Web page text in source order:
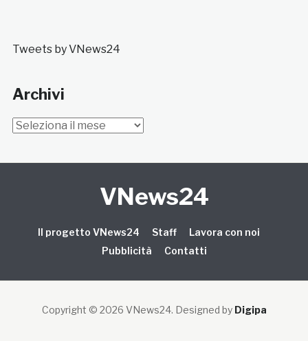
Tweets by VNews24
Archivi
Archivi
VNews24
Il progetto VNews24 Staff
Lavora con noi
Pubblicità
Contatti
Copyright © 2026 VNews24. Designed by Digipa